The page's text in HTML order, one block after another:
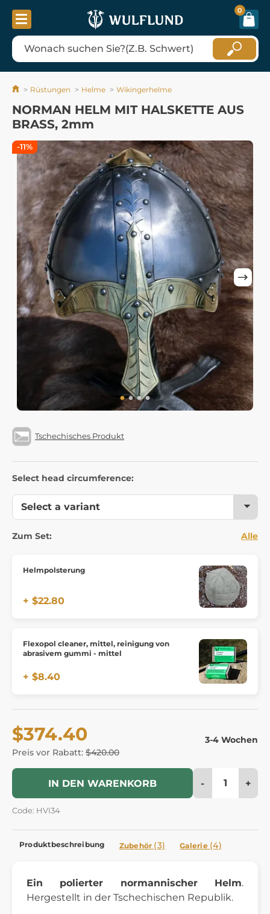
0
Rüstungen Helme Wikingerhelme
NORMAN HELM MIT HALSKETTE AUS
BRASS, 2mm
Tschechisches Produkt
Select head circumference:
Zum Set: Alle
Helmpolsterung
+ $22.80
Flexopol cleaner, mittel, reinigung von
abrasivem gummi - mittel
+ $8.40
$374.40
Preis vor Rabatt: $420.00
3-4 Wochen
IN DEN WARENKORB - +
Code: HVI34
-11%
Produktbeschreibung Zubehör (3) Galerie (4)
Ein polierter normannischer Helm.
Hergestellt in der Tschechischen Republik.